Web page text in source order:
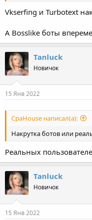
Vkserfing и Turbotext
А Bosslike боты
Tanluck
Новичок
15 Янв 2022
СpaHouse написал(а):
Накрутка ботов или
Реальных
Tanluck
Новичок
15 Янв 2022